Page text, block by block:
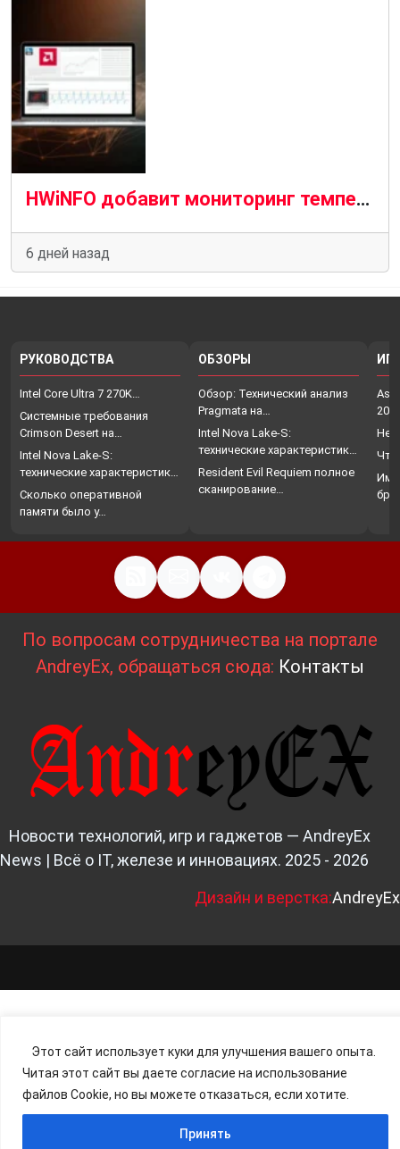
Этот сайт использует куки для улучшения вашего опыта.
Читая этот сайт вы даете согласие на использование
файлов Cookie, но вы можете отказаться, если хотите.
Принять
HWiNFO добавит мониторинг температуры VRAM на кристалле для графических процессоров AMD и Nvidia
6 дней назад
РУКОВОДСТВА
Intel Core Ultra 7 270K…
Системные требования
Crimson Desert на…
Intel Nova Lake-S:
технические характеристики,
…
Сколько оперативной
памяти было у…
ОБЗОРЫ
Обзор: Технический анализ
Pragmata на…
Intel Nova Lake-S:
технические характеристики,
…
Resident Evil Requiem полное
сканирование…
Что
По вопросам сотрудничества на портале
AndreyEx, обращаться сюда: Контакты
Новости технологий, игр и гаджетов — AndreyEx
News | Всё о IT, железе и инновациях. 2025 - 2026
Дизайн и верстка:AndreyEx